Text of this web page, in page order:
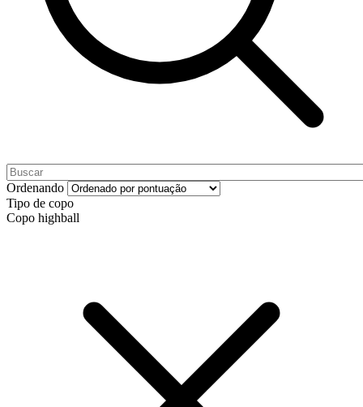
Ordenando
Tipo de copo
Copo highball